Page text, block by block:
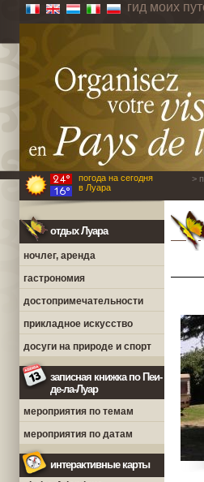
гид моих
погода на сегодня
в Луара
>
отдых Луара
ночлег, аренда
гастрономия
достопримечательности
прикладное искусство
досуги на природе и спорт
записная книжка по Пеи-
де-ла-Луар
мероприятия по темам
мероприятия по датам
интерактивные карты